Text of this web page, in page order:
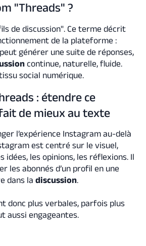
"Threads" ?
de discussion". Ce terme décrit
de la plateforme :
générer une suite de réponses,
continue, naturelle, fluide.
social numérique.
: étendre ce
de mieux au texte
l’expérience Instagram au-delà
est centré sur le visuel,
idées, les opinions, les réflexions. Il
les abonnés d’un profil en une
dans la discussion.
donc plus verbales, parfois plus
aussi engageantes.